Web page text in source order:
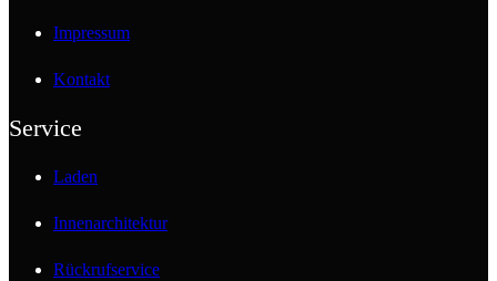
Impressum
Kontakt
Service
Laden
Innenarchitektur
Rückrufservice